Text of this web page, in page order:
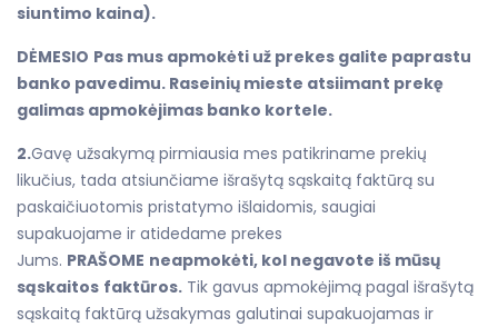
siuntimo kaina).
DĖMESIO Pas mus apmokėti už prekes galite paprastu
banko pavedimu. Raseinių mieste atsiimant prekę
galimas apmokėjimas banko kortele.
2.Gavę užsakymą pirmiausia mes patikriname prekių
likučius, tada atsiunčiame išrašytą sąskaitą faktūrą su
paskaičiuotomis pristatymo išlaidomis, saugiai
supakuojame ir atidedame prekes
Jums. PRAŠOME neapmokėti, kol negavote iš mūsų
sąskaitos faktūros. Tik gavus apmokėjimą pagal išrašytą
sąskaitą faktūrą užsakymas galutinai supakuojamas ir